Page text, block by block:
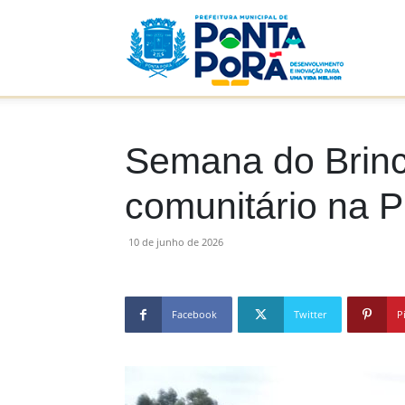
Ponta
Semana do
comunitário na
10 de junho de 2026
Facebook Twitter